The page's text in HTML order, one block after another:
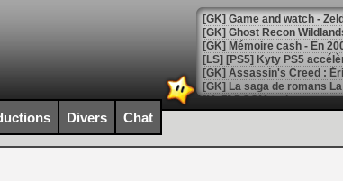
[Mo5] DOOM arrive en
[GK] Bethesda fête les 30
[GK] Roblox : l'action en
[GK] Agenda - GeForce
Divers Chat